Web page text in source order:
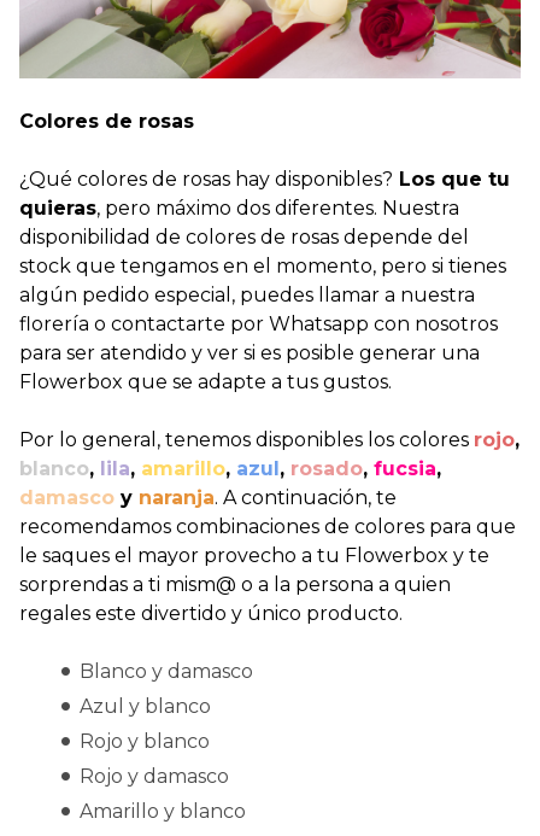
Colores de rosas
¿Qué colores de rosas hay disponibles? Los que tu
quieras, pero máximo dos diferentes. Nuestra
disponibilidad de colores de rosas depende del
stock que tengamos en el momento, pero si tienes
algún pedido especial, puedes llamar a nuestra
florería o contactarte por Whatsapp con nosotros
para ser atendido y ver si es posible generar una
Flowerbox que se adapte a tus gustos.
Por lo general, tenemos disponibles los colores rojo,
blanco, lila, amarillo, azul , rosado, fucsia,
damasco y naranja. A continuación, te
recomendamos combinaciones de colores para que
le saques el mayor provecho a tu Flowerbox y te
sorprendas a ti mism@ o a la persona a quien
regales este divertido y único producto.
Blanco y damasco
Azul y blanco
Rojo y blanco
Rojo y damasco
Amarillo y blanco